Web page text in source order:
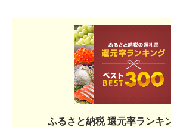
ふるさと納税 還元率ランキ